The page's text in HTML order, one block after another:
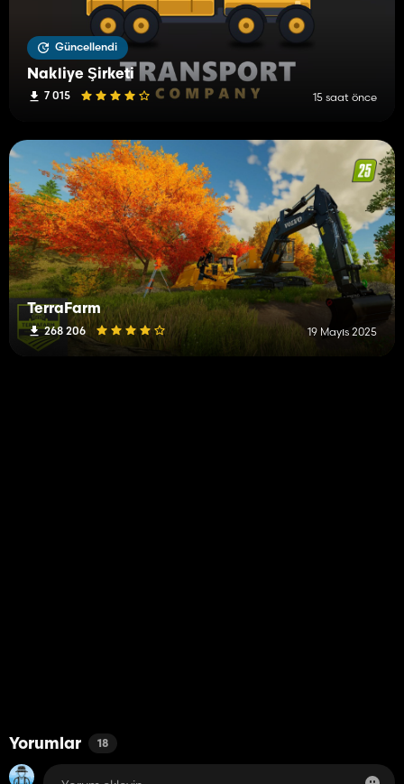
Güncellendi
Nakliye Şirketi
7 015 15 saat önce
TerraFarm
268 206 19 Mayıs 2025
Yorumlar 18